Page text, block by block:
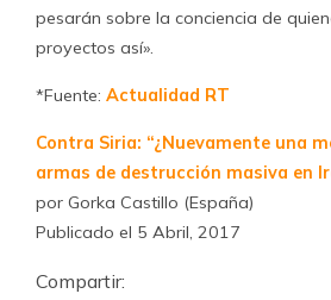
pesarán sobre la conciencia de
proyectos así».
*Fuente: Actualidad RT
Contra Siria: “¿Nuevamente una
armas de destrucción masiva en
por Gorka Castillo (España)
Publicado el 5 Abril, 2017
Compartir: